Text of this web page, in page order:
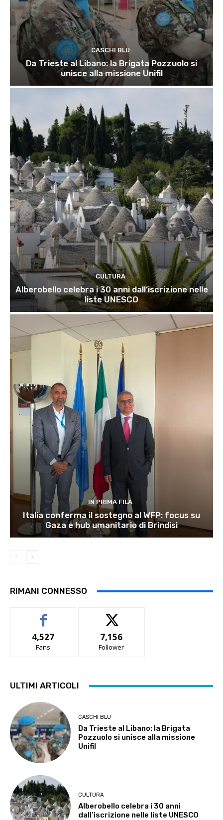
CASCHI BLU
Da Trieste al Libano: la Brigata Pozzuolo si
unisce alla missione Unifil
CULTURA
Alberobello celebra i 30 anni dall’iscrizione nelle
liste UNESCO
IN PRIMA FILA
Italia conferma il sostegno al WFP: focus su
Gaza e hub umanitario di Brindisi
RIMANI CONNESSO
4,527
Fans
7,156
Follower
ULTIMI ARTICOLI
CASCHI BLU
Da Trieste al Libano: la Brigata
Pozzuolo si unisce alla missione
Unifil
CULTURA
Alberobello celebra i 30 anni
dall’iscrizione nelle liste UNESCO